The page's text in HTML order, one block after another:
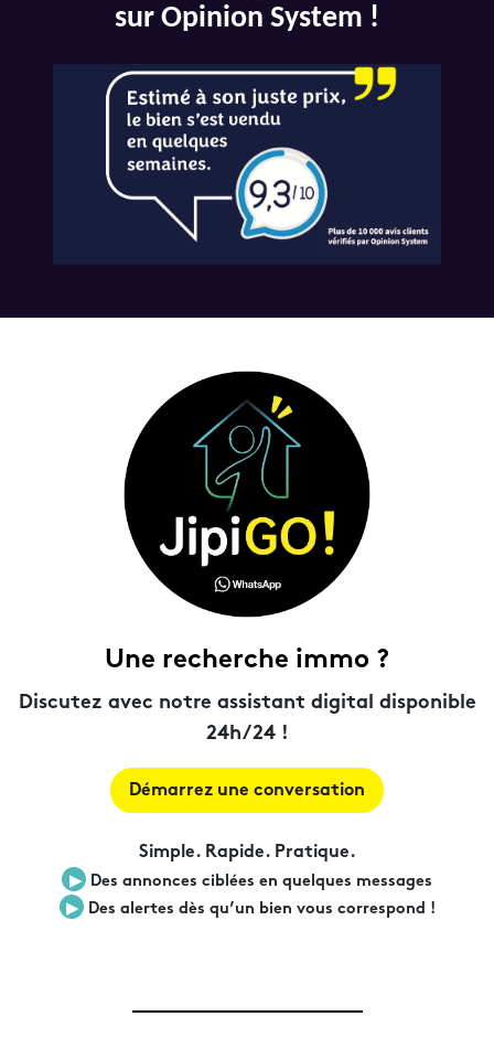
sur Opinion System !
Une recherche immo ?
Discutez avec notre assistant digital disponible
24h/24 !
Démarrez une conversation
Simple. Rapide. Pratique.
▶︎
Des annonces ciblées en quelques messages
▶︎ Des alertes dès qu’un bien vous correspond !